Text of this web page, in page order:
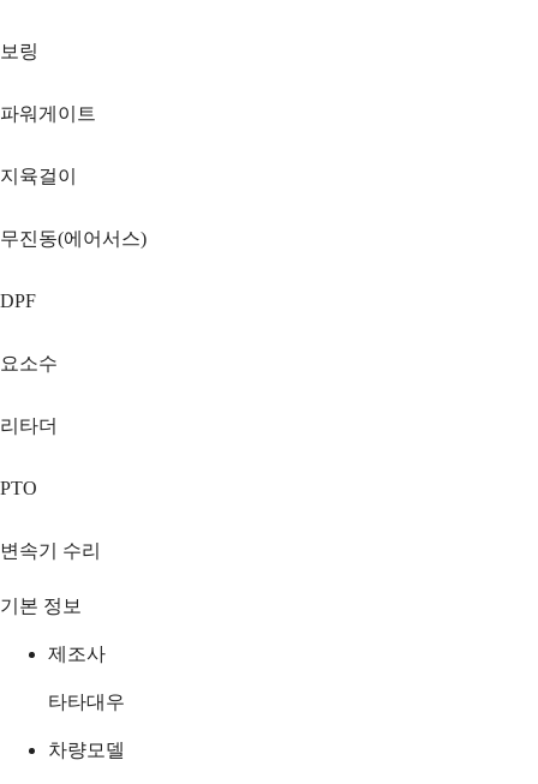
보링
파워게이트
지육걸이
무진동(에어서스)
DPF
요소수
리타더
PTO
변속기 수리
기본 정보
제조사
타타대우
차량모델